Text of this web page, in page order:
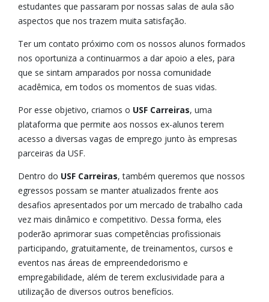
estudantes que passaram por nossas salas de aula são
aspectos que nos trazem muita satisfação.
Ter um contato próximo com os nossos alunos formados
nos oportuniza a continuarmos a dar apoio a eles, para
que se sintam amparados por nossa comunidade
acadêmica, em todos os momentos de suas vidas.
Por esse objetivo, criamos o USF Carreiras, uma
plataforma que permite aos nossos ex-alunos terem
acesso a diversas vagas de emprego junto às empresas
parceiras da USF.
Dentro do USF Carreiras, também queremos que nossos
egressos possam se manter atualizados frente aos
desafios apresentados por um mercado de trabalho cada
vez mais dinâmico e competitivo. Dessa forma, eles
poderão aprimorar suas competências profissionais
participando, gratuitamente, de treinamentos, cursos e
eventos nas áreas de empreendedorismo e
empregabilidade, além de terem exclusividade para a
utilização de diversos outros benefícios.